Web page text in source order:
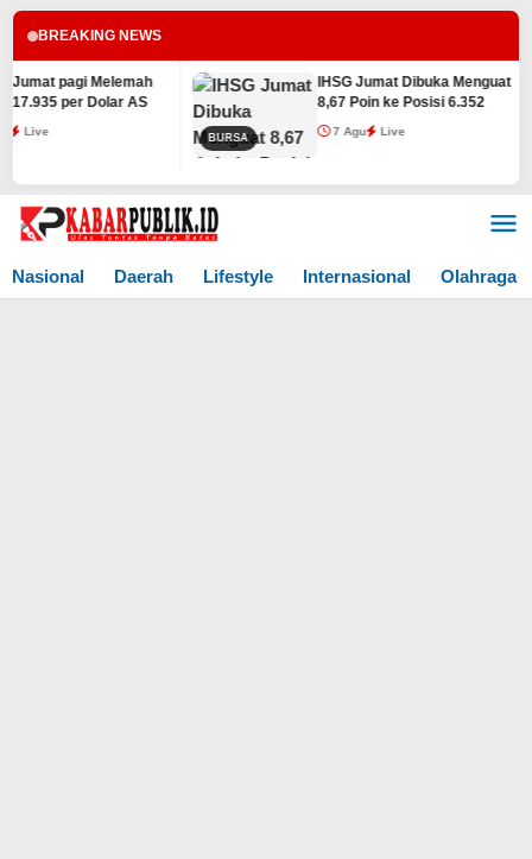
BREAKING NEWS
pagi Melemah
per Dolar AS
BURSA
IHSG Jumat Dibuka Menguat
8,67 Poin ke Posisi 6.352
7 Agu Live
Lewati
Nasional
Daerah Lifestyle Internasional Olahraga